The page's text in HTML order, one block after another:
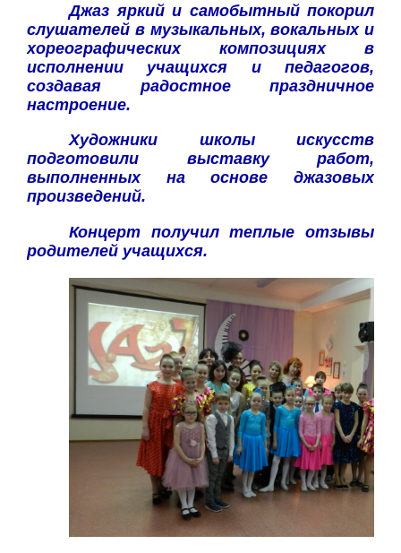
Джаз яркий и самобытный покорил
слушателей в музыкальных, вокальных и
хореографических композициях в
исполнении учащихся и педагогов,
создавая радостное праздничное
настроение.
Художники школы искусств
подготовили выставку работ,
выполненных на основе джазовых
произведений.
Концерт получил теплые отзывы
родителей учащихся.